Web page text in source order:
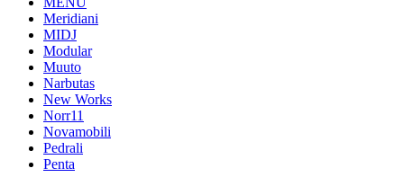
Meridiani
MIDJ
Modular
Muuto
Narbutas
New Works
Norr11
Novamobili
Pedrali
Penta